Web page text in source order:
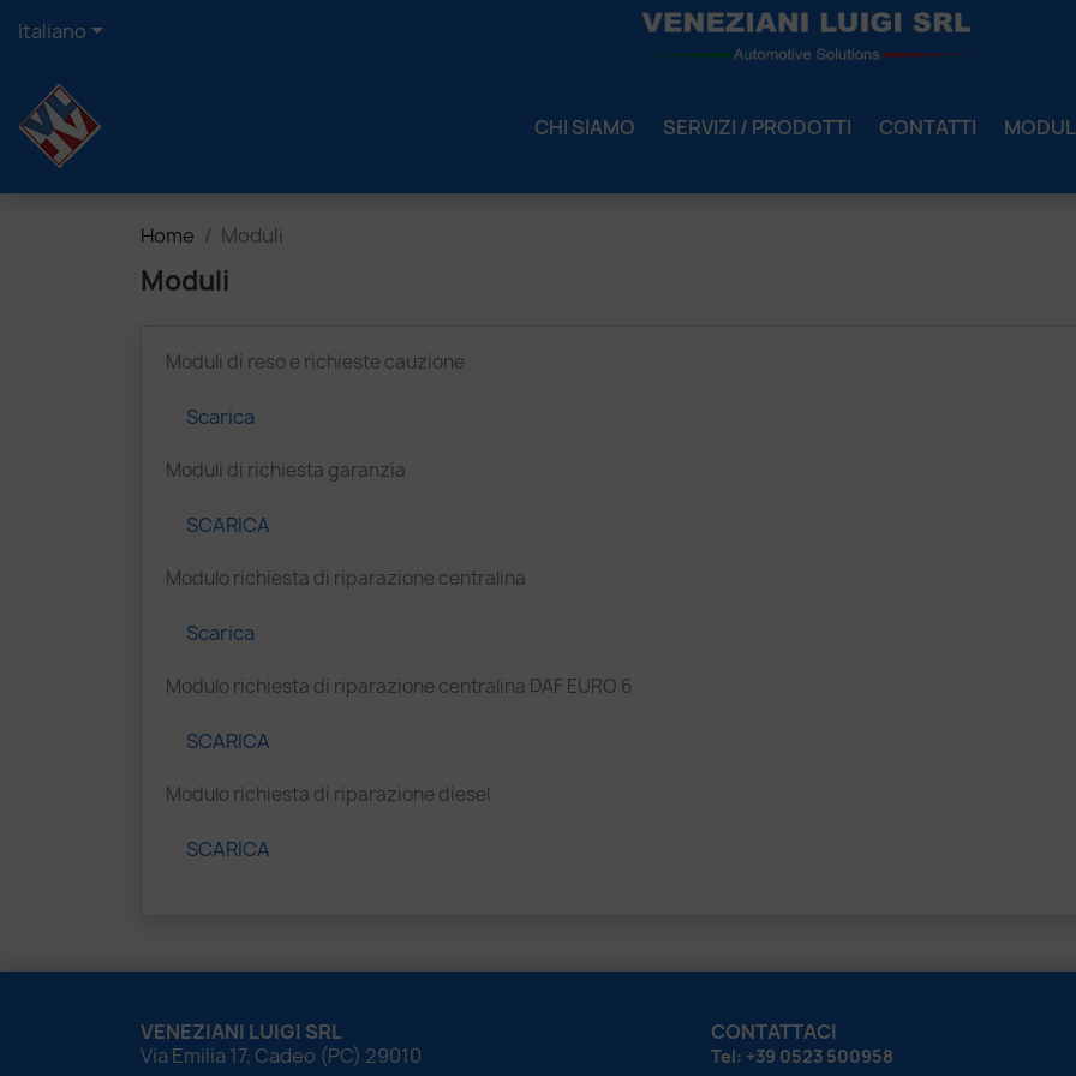
Italiano
CHI SIAMO SERVIZI / PRODOTTI CONTATTI
Home Moduli
Moduli
Moduli di reso e richieste cauzione
Scarica
Moduli di richiesta garanzia
SCARICA
Modulo richiesta di riparazione centralina
Scarica
Modulo richiesta di riparazione centralina DAF EURO 6
SCARICA
Modulo richiesta di riparazione diesel
SCARICA
VENEZIANI LUIGI SRL
Via Emilia 17, Cadeo (PC) 29010
CONTATTACI
Tel: +39 0523 500958